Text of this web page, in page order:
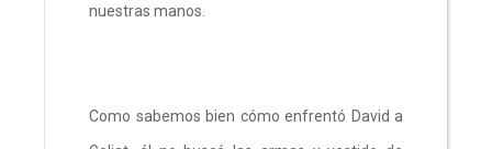
nuestras manos.
Como sabemos bien cómo enfrentó David a